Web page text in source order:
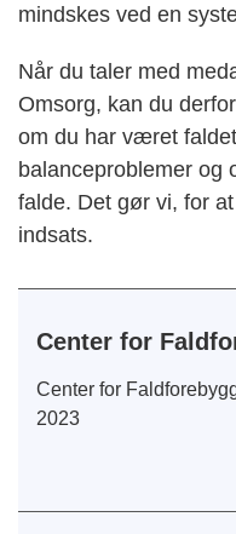
mindskes ved en
Når du taler med
Omsorg, kan du
om du har været
balanceproblemer og
falde. Det gør vi, for
indsats.
Center for
Center for
2023